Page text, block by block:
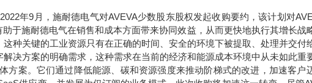
年9月，施耐德电气对AVEVA少数股东股权发起收购要约，该计划对
于施耐德电气在销售和成本方面带来协同效益，从而更快地执行其增长战
种关键的工业资源只有在正确的时间、安全的环境下被提取、处理并交付
决方案的明确需求，这种需求在当前的经济和能源成本环境中从未如此重
方案。它们通过降低能源、碳和资源强度来推动阶梯式的改进，加速客户